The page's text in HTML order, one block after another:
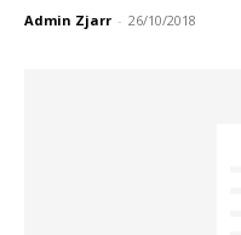
Admin Zjarr - 26/10/2018